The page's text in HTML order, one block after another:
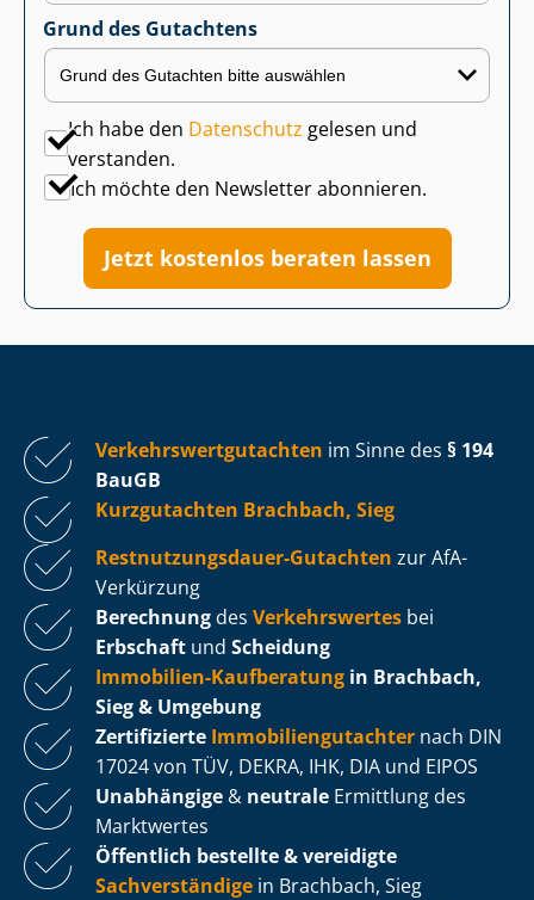
Grund des Gutachtens
Ich habe den Datenschutz gelesen und
verstanden.
Ich möchte den Newsletter abonnieren.
Jetzt kostenlos beraten lassen
Ver­kehrs­wert­gut­ach­ten im Sinne des § 194
BauGB
Kurzgutachten Brachbach, Sieg
Rest­nut­zungs­dau­er-Gutachten zur AfA-
Verkürzung
Berechnung des Verkehrswertes bei
Erbschaft und Scheidung
Immobilien-Kaufberatung in Brachbach,
Sieg & Umgebung
Zertifizierte Im­mo­bi­li­en­gut­ach­ter nach DIN
17024 von TÜV, DEKRA, IHK, DIA und EIPOS
Unabhängige & neutrale Ermittlung des
Marktwertes
Öffentlich bestellte & vereidigte
Sachverständige in Brachbach, Sieg